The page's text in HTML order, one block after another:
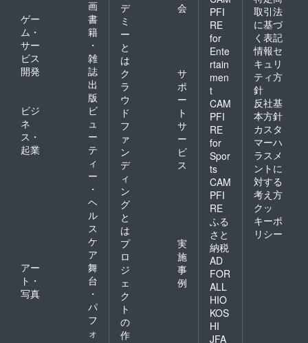
画
ゲー
ム・
サー
ビス
開発
書
籍
・
雑
誌
出
版
ビジ
ネ
ス・
起業
ビ
ュ
ー
テ
ィ
ー
・
ヘ
ル
ス
ケ
ア
アー
ト・
写真
舞
台
・
パ
フ
ォ
デ
ミ
ー
と
は
会
ク
ラ
ウ
ド
フ
ァ
ン
デ
ィ
ン
グ
と
は
サ
ポ
ー
ト
サ
ー
ビ
ス
プ
ロ
ジ
ェ
ク
ト
の
作
実
施
事
例
PFI
RE
for
Ente
rtain
men
t
CAM
PFI
RE
for
Spor
ts
CAM
PFI
RE
ふる
さと
納税
AD
FOR
ALL
HIO
KOS
HI
JFA
取引法
に基づ
く表記
情報セ
キュリ
ティ方
針
反社基
本方針
カスタ
マーハ
ラスメ
ントに
対する
考え方
クッ
キーポ
リシー